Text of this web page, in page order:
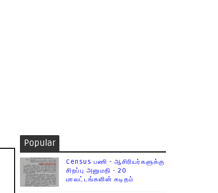
Popular
Census பணி - ஆசிரியர்களுக்கு
சிறப்பு அனுமதி - 20
மாவட்டங்களின் கடிதம்